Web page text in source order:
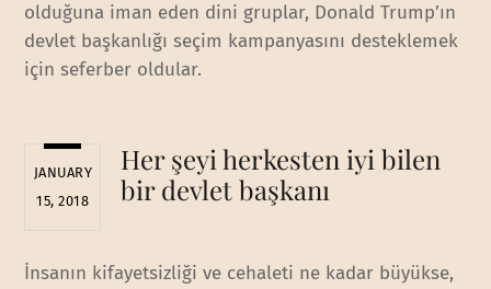
olduğuna iman eden dini gruplar, Donald Trump’ın
devlet başkanlığı seçim kampanyasını desteklemek
için seferber oldular.
JANUARY
15, 2018
Her şeyi herkesten iyi bilen
bir devlet başkanı
İnsanın kifayetsizliği ve cehaleti ne kadar büyükse,